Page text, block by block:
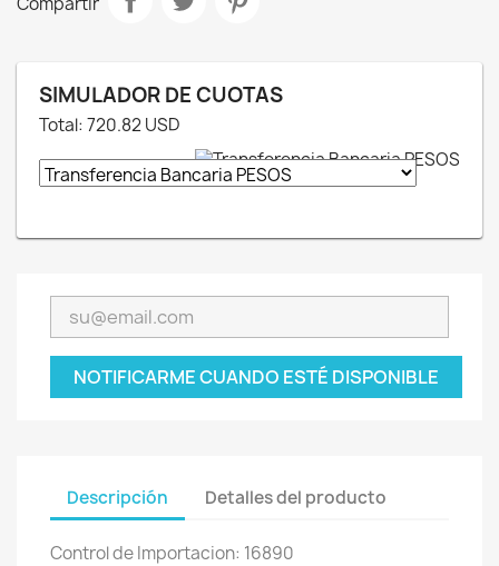
SIMULADOR DE CUOTAS
Total: 720.82USD
NOTIFICARME CUANDO ESTÉ DISPONIBLE
Descripción Detalles del producto
Control de Importacion: 16890